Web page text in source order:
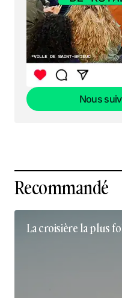
Nous
Recommandé
La croisière la plus